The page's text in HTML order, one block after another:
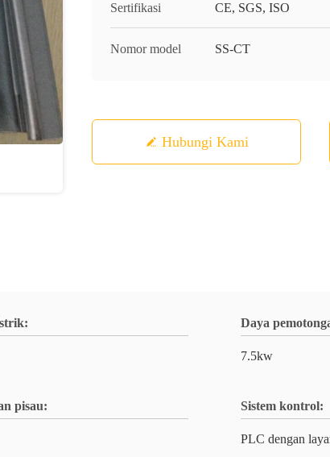
Sertifikasi CE, SGS, ISO
Nomor model SS-CT
Hubungi Kami
Daya
7.5kw
pisau: Sistem kontrol:
PLC dengan